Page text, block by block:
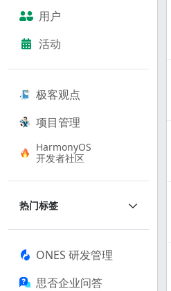
用户
活动
极客观点
项目管理
HarmonyOS
开发者社区
热门标签
ONES 研发管理
思否企业问答